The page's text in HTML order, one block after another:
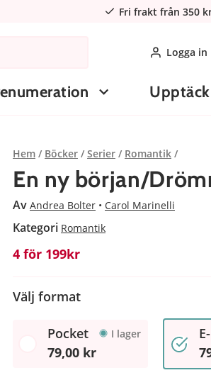
Fri frakt från 350
Logga in
Hem Böcker Serier Romantik
En ny början/
Av Andrea Bolter Carol Marinelli
Kategori Romantik
4 för 199kr
Välj format
Pocket I lager
79,00 kr